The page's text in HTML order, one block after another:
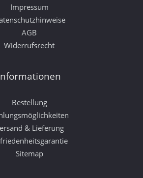
Impressum
AGB
Widerrufsrecht
Bestellung
& Lieferung
Sitemap